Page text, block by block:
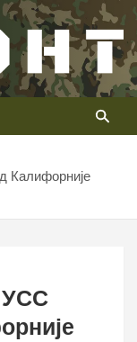
Калифорније
УСС